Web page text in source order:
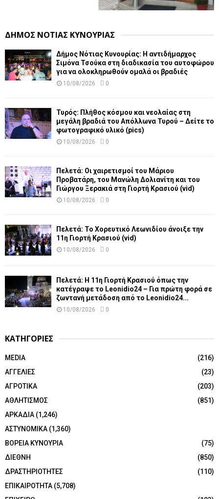
ΔΗΜΟΣ ΝΟΤΙΑΣ ΚΥΝΟΥΡΙΑΣ
Δήμος Νότιας Κυνουρίας: Η αντιδήμαρχος
Σιμόνα Τσούκα στη διαδικασία του αυτοφώρου
για να ολοκληρωθούν ομαλά οι βραδιές
10/08/2026 0
Τυρός: Πλήθος κόσμου και νεολαίας στη
μεγάλη βραδιά του Απόλλωνα Τυρού – Δείτε το
φωτογραφικό υλικό (pics)
10/08/2026 0
Πελετά: Οι χαιρετισμοί του Μάριου
Προβατάρη, του Μανώλη Δολιανίτη και του
Γιώργου Ξερακιά στη Γιορτή Κρασιού (vid)
10/08/2026 0
Πελετά: Το Χορευτικό Λεωνιδίου άνοιξε την
11η Γιορτή Κρασιού (vid)
10/08/2026 0
Πελετά: Η 11η Γιορτή Κρασιού όπως την
κατέγραψε το Leonidio24 – Για πρώτη φορά σε
ζωντανή μετάδοση από το Leonidio24...
10/08/2026 0
ΚΑΤΗΓΟΡΙΕΣ
MEDIA
(216)
ΑΓΓΕΛΙΕΣ
(23)
ΑΓΡΟΤΙΚΑ
(203)
ΑΘΛΗΤΙΣΜΟΣ
(851)
ΑΡΚΑΔΙΑ (1,246)
ΑΣΤΥΝΟΜΙΚΑ (1,360)
ΒΟΡΕΙΑ ΚΥΝΟΥΡΙΑ
(75)
ΔΙΕΘΝΗ
(850)
ΔΡΑΣΤΗΡΙΟΤΗΤΕΣ
(110)
ΕΠΙΚΑΙΡΟΤΗΤΑ (5,708)